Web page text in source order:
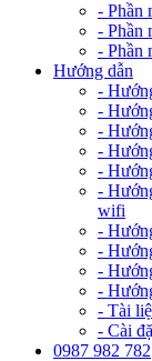
- Phần
- Phần
- Phần
Hướng dẫn
-
-
-
-
-
-
wifi
-
-
-
-
- Tài
- Cài
0987 982 782